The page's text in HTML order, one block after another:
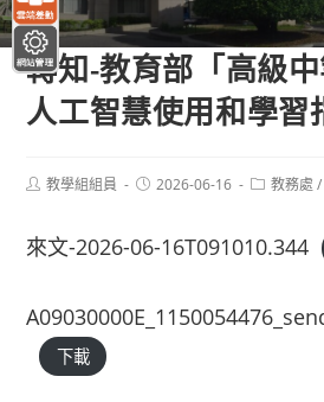
轉知-教育部「高級
人工智慧使用和學習
Post教學組組員
Post2026-06-16
Post教務處 /
來文-2026-06-16T091010.344
下載